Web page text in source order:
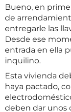
Bueno, en
de
entregarle las
Desde ese
entrada en ella
inquilino.
Esta vivienda
haya pactado,
deben dar unos